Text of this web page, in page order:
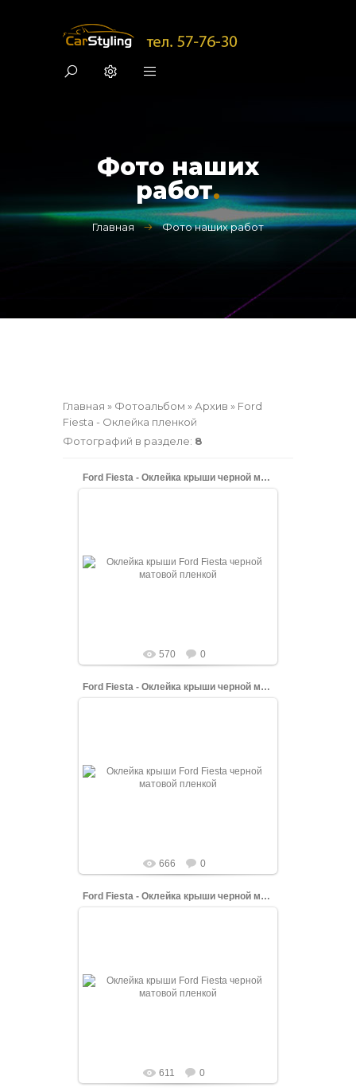
Фото наших
работ.
Главная Фото наших работ
Главная » Фотоальбом » Архив » Ford
Fiesta - Оклейка пленкой
Фотографий в разделе: 8
Ford Fiesta - Оклейка крыши черной матовой пленкой
Процесс оклейки крыши Ford Fiesta черной
матовой пленкой
570 0
Ford Fiesta - Оклейка крыши черной матовой пленкой
Процесс оклейки крыши Ford Fiesta черной
матовой пленкой
666 0
Ford Fiesta - Оклейка крыши черной матовой пленкой
Процесс оклейки крыши Ford Fiesta черной
матовой пленкой
611 0